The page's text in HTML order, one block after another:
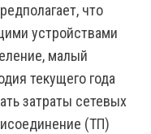
что
устройствами
малый
текущего года
затраты сетевых
(ТП)